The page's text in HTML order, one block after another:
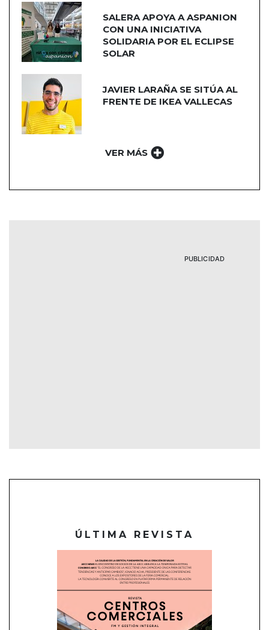
SALERA APOYA A ASPANION
CON UNA INICIATIVA
SOLIDARIA POR EL ECLIPSE
SOLAR
JAVIER LARAÑA SE SITÚA AL
FRENTE DE IKEA VALLECAS
VER MÁS
PUBLICIDAD
ÚLTIMA REVISTA